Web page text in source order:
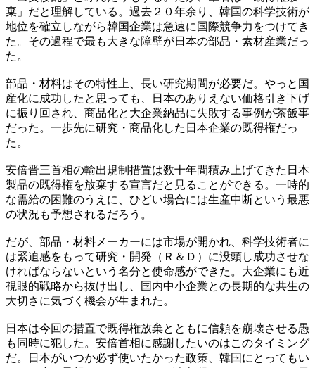
棄」だと理解している。過去２０年余り、韓国の科学技術が
地位を確立しながら韓国企業は急速に国際競争力をつけてき
た。その過程で最も大きな障壁が日本の部品・素材産業だっ
た。
部品・材料はその特性上、長い研究期間が必要だ。やっと国
産化に成功したと思っても、日本のありえない価格引き下げ
に振り回され、商品化と大企業納品に失敗する事例が茶飯事
だった。一歩先に研究・商品化した日本企業の既得権だっ
た。
安倍晋三首相の輸出規制措置は数十年間積み上げてきた日本
製品の既得権を放棄する宣言だと見ることができる。一時的
な需給の困難のうえに、ひどい場合には生産中断という最悪
の状況も予想されるだろう。
だが、部品・材料メーカーには市場が開かれ、科学技術者に
は緊迫感をもって研究・開発（Ｒ＆Ｄ）に没頭し成功させな
ければならないという名分と使命感ができた。大企業にも近
視眼的戦略から抜け出し、国内中小企業との長期的な共生の
大切さに気づく機会が生まれた。
日本は今回の措置で既得権放棄とともに信頼を崩壊させる愚
も同時に犯した。安倍首相に感謝したいのはこのタイミング
だ。日本がいつか必ず使いたかった政策、韓国にとってもい